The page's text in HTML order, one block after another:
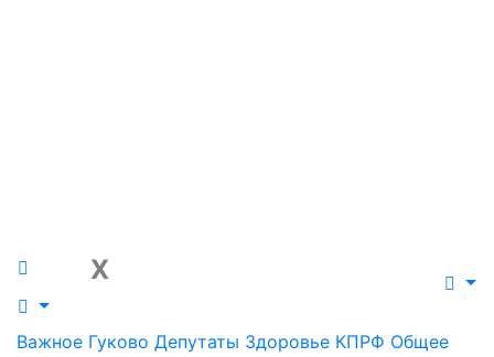
X
Важное Гуково Депутаты Здоровье КПРФ Общее